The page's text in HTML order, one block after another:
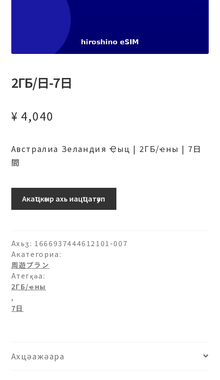
2ГБ/日-7日
¥ 4,040
Австралиа Зеландия Ҿыц | 2ГБ/ҽны | 7日
間
日-7
Акаҵкәыр ахь иацҵатәуп
Ахьӡ: 1666937444612101-007
Акатегориа:
周遊プラン
Атегқәа:
2ГБ/ҽны
,
7日
Ахцәажәара